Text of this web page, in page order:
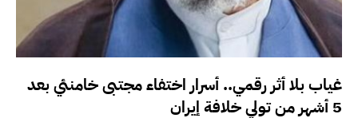
غياب بلا أثر رقمي.. أسرار اختفاء مجتبى خامنئي بعد
5 أشهر من تولي خلافة إيران